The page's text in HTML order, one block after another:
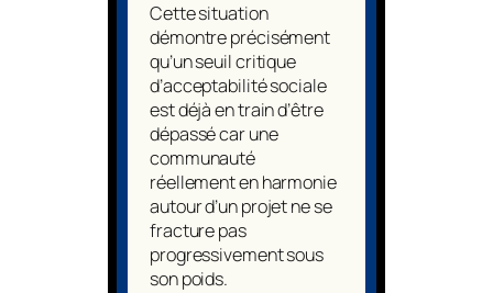
Cette situation
démontre précisément
qu’un seuil critique
d’acceptabilité sociale
est déjà en train d’être
dépassé car une
communauté
réellement en harmonie
autour d’un projet ne se
fracture pas
progressivement sous
son poids.